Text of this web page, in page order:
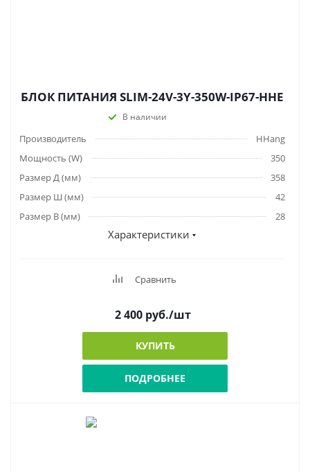
БЛОК ПИТАНИЯ SLIM-24V-3Y-350W-IP67-HHE
В наличии
Производитель
HHang
Мощность (W)
350
Размер Д (мм)
358
Размер Ш (мм)
42
Размер В (мм)
28
Характеристики
Сравнить
2 400руб./шт
КУПИТЬ
ПОДРОБНЕЕ